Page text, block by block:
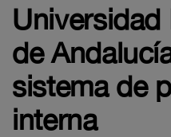
Universidad
de
sistema de
interna